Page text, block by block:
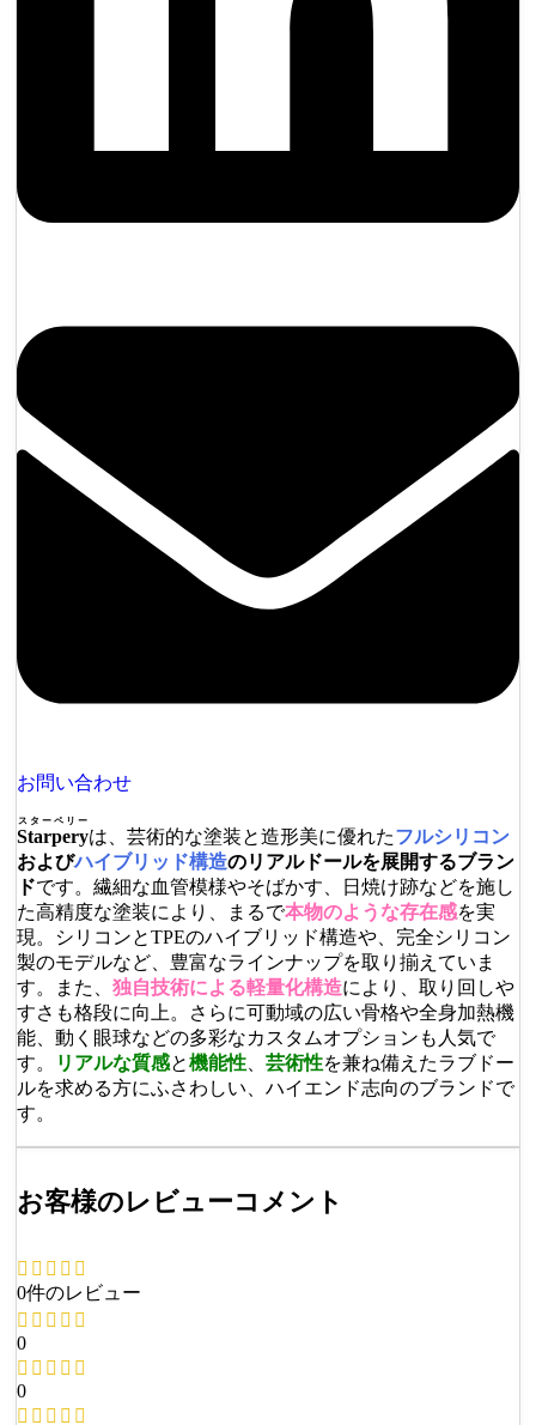
お問い合わせ
Starpery
スターペリー
は、芸術的な塗装と造形美に優れたフルシリコン
およびハイブリッド構造のリアルドールを展開するブラン
ドです。繊細な血管模様やそばかす、日焼け跡などを施し
た高精度な塗装により、まるで本物のような存在感を実
現。シリコンとTPEのハイブリッド構造や、完全シリコン
製のモデルなど、豊富なラインナップを取り揃えていま
す。また、 独自技術による軽量化構造により、取り回しや
すさも格段に向上。さらに可動域の広い骨格や全身加熱機
能、動く眼球などの多彩なカスタムオプションも人気で
す。
リアルな質感と機能性、 芸術性を兼ね備えたラブドー
ルを求める方にふさわしい、ハイエンド志向のブランドで
す。
お客様のレビューコメント
0件のレビュー
0
0